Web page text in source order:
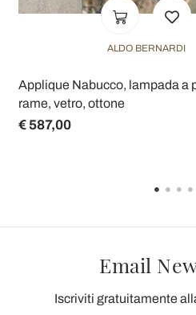
ALDO BERNARDI
Applique Nabucco, lampada a
rame, vetro, ottone
€ 587,00
Email
Iscriviti gratuitamente